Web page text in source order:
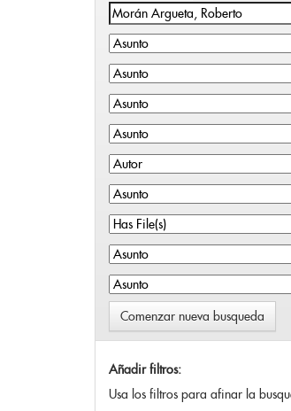
Comenzar nueva busqueda
Añadir filtros:
Usa los filtros para afinar la